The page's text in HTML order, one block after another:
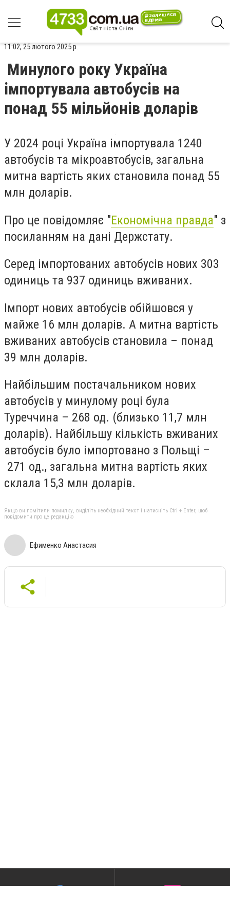
11:02, 25 лютого 2025 р.
Минулого року Україна
імпортувала автобусів на
понад 55 мільйонів доларів
У 2024 році Україна імпортувала 1240
автобусів та мікроавтобусів, загальна
митна вартість яких становила понад 55
млн доларів.
Про це повідомляє "Економічна правда" з
посиланням на дані Держстату.
Серед імпортованих автобусів нових 303
одиниць та 937 одиниць вживаних.
Імпорт нових автобусів обійшовся у
майже 16 млн доларів. А митна вартість
вживаних автобусів становила – понад
39 млн доларів.
Найбільшим постачальником нових
автобусів у минулому році була
Туреччина – 268 од. (близько 11,7 млн
доларів). Найбільшу кількість вживаних
автобусів було імпортовано з Польщі –
271 од., загальна митна вартість яких
склала 15,3 млн доларів.
Якщо ви помітили помилку, виділіть необхідний текст і натисніть Ctrl + Enter, щоб
повідомити про це редакцію
Ефименко Анастасия